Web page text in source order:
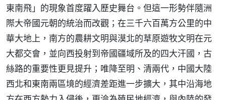
東南飛」的現象首度躍入歷史舞台。但這一形勢伴隨洲
際大帝國元朝的統治而改觀；在三千六百萬方公里的中
華大地上，南方的農耕文明與漠北的草原遊牧文明在元
大都交會，並向西投射到帝國疆域所及的四大汗國，古
絲路的重要性更見提升；唯降至明、清兩代，中國大陸
西北和東南兩區境的經濟差距進一步擴大，其中沿海地